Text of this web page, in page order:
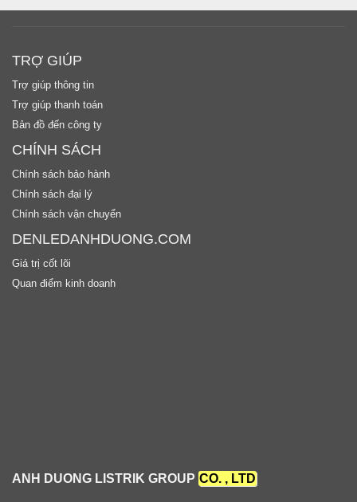
TRỢ GIÚP
Trợ giúp thông tin
Trợ giúp thanh toán
Bản đồ đến công ty
CHÍNH SÁCH
Chính sách bảo hành
Chính sách đại lý
Chính sách vận chuyển
DENLEDANHDUONG.COM
Giá trị cốt lõi
Quan điểm kinh doanh
ANH DUONG LISTRIK GROUP CO. , LTD